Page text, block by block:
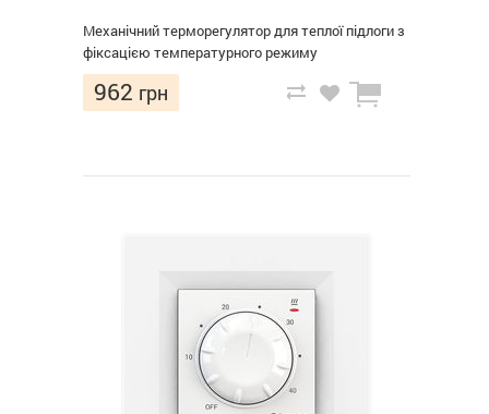
Механічний терморегулятор для теплої підлоги з
фіксацією температурного режиму
962 грн